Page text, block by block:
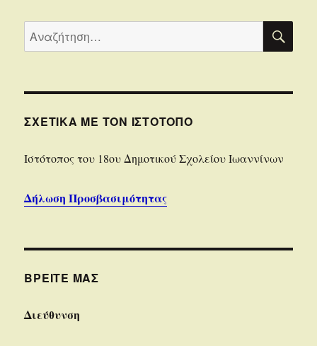
Αναζήτηση
για:
ΣΧΕΤΙΚΆ ΜΕ ΤΟΝ ΙΣΤΌΤΟΠΟ
Iστότοπoς του 18ου Δημοτικού Σχολείου Ιωαννίνων
Δήλωση Προσβασιμότητας
ΒΡΕΊΤΕ ΜΑΣ
Διεύθυνση